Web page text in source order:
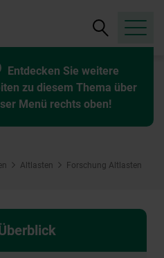
Entdecken Sie weitere
zu diesem Thema über
Menü rechts oben!
Suche
öffnen
Altlasten Forschung Altlasten